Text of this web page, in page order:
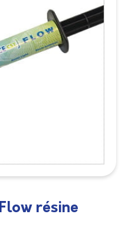
Flow résine